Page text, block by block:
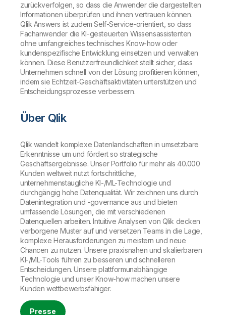
zurückverfolgen, so dass die Anwender die dargestellten
Informationen überprüfen und ihnen vertrauen können.
Qlik Answers ist zudem Self-Service-orientiert, so dass
Fachanwender die KI-gesteuerten Wissensassistenten
ohne umfangreiches technisches Know-how oder
kundenspezifische Entwicklung einsetzen und verwalten
können. Diese Benutzerfreundlichkeit stellt sicher, dass
Unternehmen schnell von der Lösung profitieren können,
indem sie Echtzeit-Geschäftsaktivitäten unterstützen und
Entscheidungsprozesse verbessern.
Über Qlik
Qlik wandelt komplexe Datenlandschaften in umsetzbare
Erkenntnisse um und fördert so strategische
Geschäftsergebnisse. Unser Portfolio für mehr als 40.000
Kunden weltweit nutzt fortschrittliche,
unternehmenstaugliche KI-/ML-Technologie und
durchgängig hohe Datenqualität. Wir zeichnen uns durch
Datenintegration und -governance aus und bieten
umfassende Lösungen, die mit verschiedenen
Datenquellen arbeiten. Intuitive Analysen von Qlik decken
verborgene Muster auf und versetzen Teams in die Lage,
komplexe Herausforderungen zu meistern und neue
Chancen zu nutzen. Unsere praxisnahen und skalierbaren
KI-/ML-Tools führen zu besseren und schnelleren
Entscheidungen. Unsere plattformunabhängige
Technologie und unser Know-how machen unsere
Kunden wettbewerbsfähiger.
Presse